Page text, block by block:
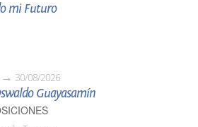
mi Futuro
30/08/2026
Guayasamín